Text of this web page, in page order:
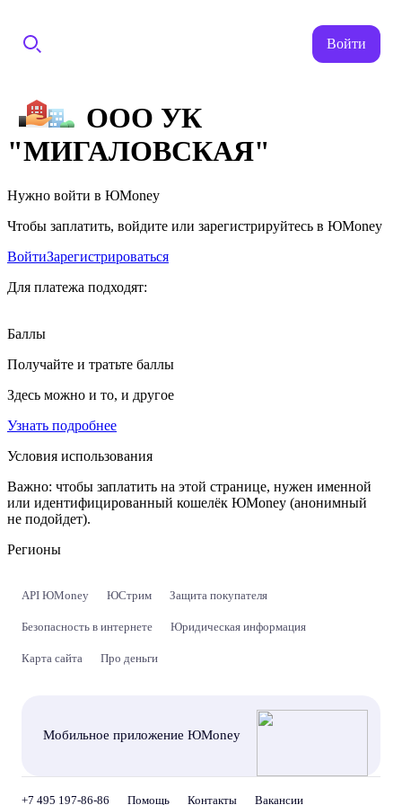
Войти
ООО УК
"МИГАЛОВСКАЯ"
Нужно войти в ЮMoney
Чтобы заплатить, войдите или зарегистрируйтесь в ЮMoney
ВойтиЗарегистрироваться
Для платежа подходят:
Баллы
Получайте и тратьте баллы
Здесь можно и то, и другое
Узнать подробнее
Условия использования
Важно: чтобы заплатить на этой странице, нужен именной
или идентифицированный кошелёк ЮMoney (анонимный
не подойдет).
Регионы
API ЮMoney ЮСтрим Защита покупателя
Безопасность в интернете Юридическая информация
Карта сайта Про деньги
Мобильное приложение ЮMoney
+7 495 197-86-86 Помощь Контакты Вакансии